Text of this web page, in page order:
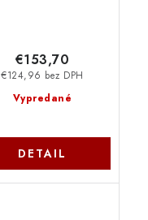
Vypredané
€124,96 bez DPH
€153,70
DETAIL